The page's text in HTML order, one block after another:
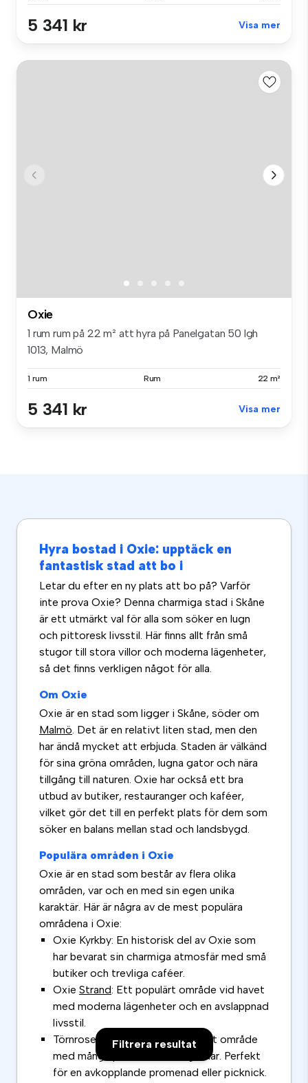
Filtrera resultat
5 341 kr Visa mer
Oxie
1 rum rum på 22 m² att hyra på Panelgatan 50 lgh
1013, Malmö
1 rum Rum 22 m²
5 341 kr Visa mer
Hyra bostad i Oxie: upptäck en
fantastisk stad att bo i
Letar du efter en ny plats att bo på? Varför
inte prova Oxie? Denna charmiga stad i Skåne
är ett utmärkt val för alla som söker en lugn
och pittoresk livsstil. Här finns allt från små
stugor till stora villor och moderna lägenheter,
så det finns verkligen något för alla.
Om Oxie
Oxie är en stad som ligger i Skåne, söder om
Malmö. Det är en relativt liten stad, men den
har ändå mycket att erbjuda. Staden är välkänd
för sina gröna områden, lugna gator och nära
tillgång till naturen. Oxie har också ett bra
utbud av butiker, restauranger och kaféer,
vilket gör det till en perfekt plats för dem som
söker en balans mellan stad och landsbygd.
Populära områden i Oxie
Oxie är en stad som består av flera olika
områden, var och en med sin egen unika
karaktär. Här är några av de mest populära
områdena i Oxie:
Oxie Kyrkby: En historisk del av Oxie som
har bevarat sin charmiga atmosfär med små
butiker och trevliga caféer.
Oxie Strand: Ett populärt område vid havet
med moderna lägenheter och en avslappnad
livsstil.
Törnrosen: Ett grönt och lummigt område
med många parker och trädgårdar. Perfekt
för en avkopplande promenad eller picknick.